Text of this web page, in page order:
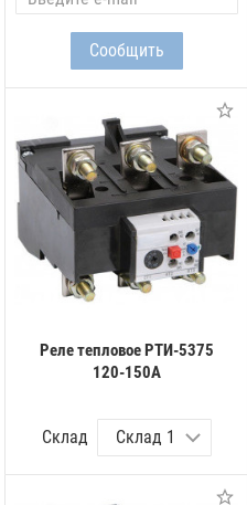
Реле тепловое РТИ-5375
120-150А
Склад